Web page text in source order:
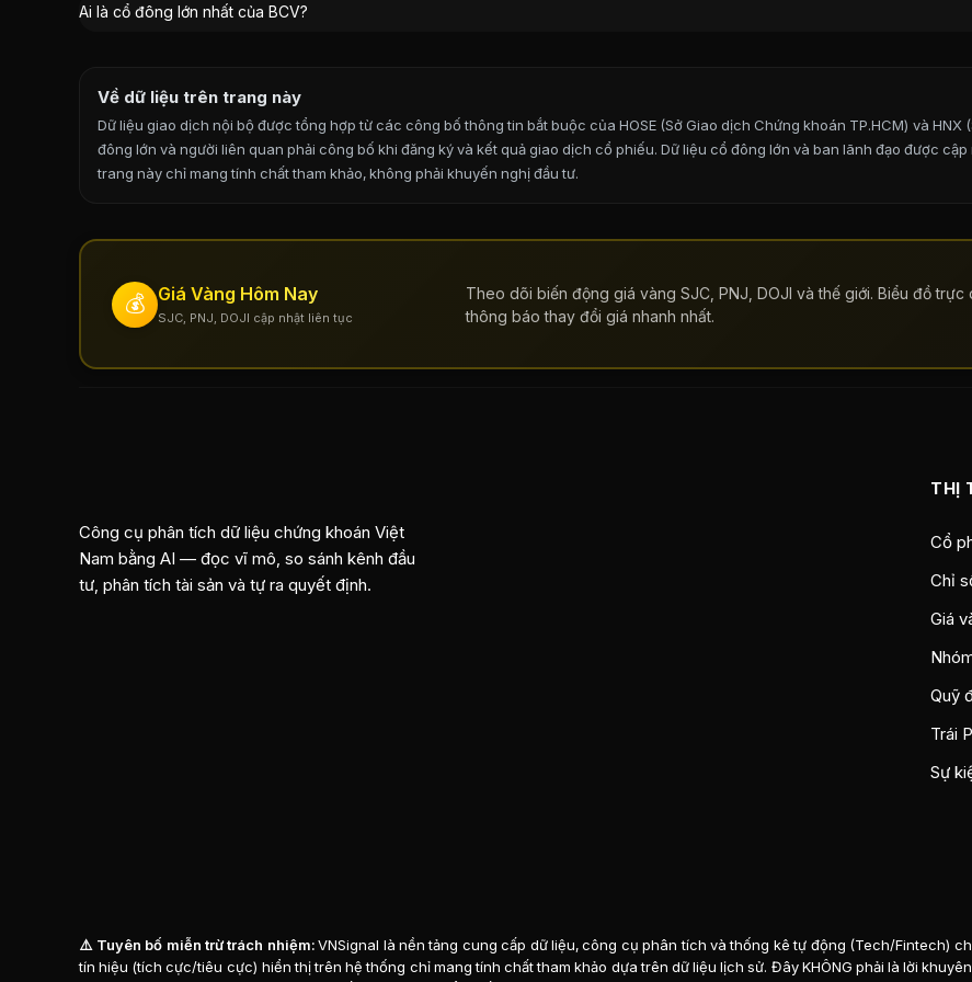
Ủy Ban Nhân Dân Tỉnh Cao Bằng
Ai là cổ đông lớn nhất của BCV?
Về dữ liệu trên trang này
Dữ liệu giao dịch nội bộ được tổng hợp từ các công bố thông tin bắt buộc của HOSE (Sở Giao dịch Chứng khoán TP.HCM) và
đông lớn và người liên quan phải công bố khi đăng ký và kết quả giao dịch cổ phiếu. Dữ liệu cổ đông lớn và ban lãnh đạo được
trang này chỉ mang tính chất tham khảo, không phải khuyến nghị đầu tư.
💰 Giá Vàng Hôm Nay
SJC, PNJ, DOJI cập nhật liên tục
Theo dõi biến động giá vàng SJC, PNJ, DOJI và thế giới. Biểu đồ trực
thông báo thay đổi giá nhanh nhất.
Công cụ phân tích dữ liệu chứng khoán Việt
Nam bằng AI — đọc vĩ mô, so sánh kênh đầu
tư, phân tích tài sản và tự ra quyết định.
THỊ
Cổ
Chỉ
Giá
Quỹ
Trái
Sự
⚠️ Tuyên bố miễn trừ trách nhiệm: VNSignal là nền tảng cung cấp dữ liệu, công cụ phân tích và thống kê tự động (Tech/Fintech)
tín hiệu (tích cực/tiêu cực) hiển thị trên hệ thống chỉ mang tính chất tham khảo dựa trên dữ liệu lịch sử. Đây KHÔNG phải là lời